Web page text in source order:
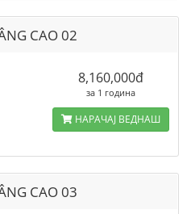
CAO 02
8,160,000đ
за 1 година
НАРАЧАЈ ВЕДНАШ
CAO 03